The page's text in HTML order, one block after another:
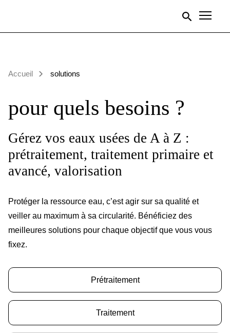
Accueil solutions
pour quels besoins ?
Gérez vos eaux usées de A à Z :
prétraitement, traitement primaire et
avancé, valorisation
Protéger la ressource eau, c’est agir sur sa qualité et
veiller au maximum à sa circularité. Bénéficiez des
meilleures solutions pour chaque objectif que vous vous
fixez.
Prétraitement
Traitement